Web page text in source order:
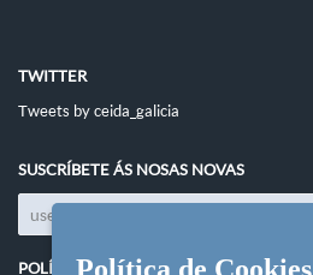
TWITTER
Tweets by ceida_galicia
SUSCRÍBETE ÁS NOSAS NOVAS
POLÍTICAS DO SITIO